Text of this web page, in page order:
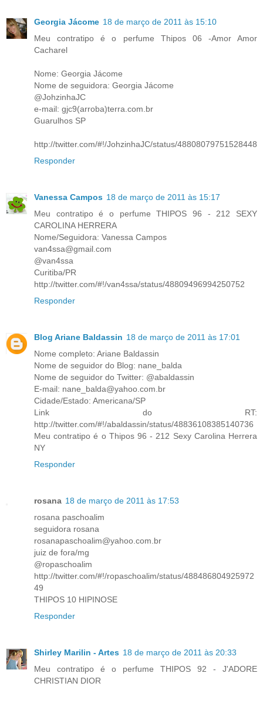
Georgia Jácome 18 de março de 2011 às 15:10
Meu contratipo é o perfume Thipos 06 -Amor Amor
Cacharel
Nome: Georgia Jácome
Nome de seguidora: Georgia Jácome
@JohzinhaJC
e-mail: gjc9(arroba)terra.com.br
Guarulhos SP
http://twitter.com/#!/JohzinhaJC/status/48808079751528448
Responder
Vanessa Campos 18 de março de 2011 às 15:17
Meu contratipo é o perfume THIPOS 96 - 212 SEXY
CAROLINA HERRERA
Nome/Seguidora: Vanessa Campos
van4ssa@gmail.com
@van4ssa
Curitiba/PR
http://twitter.com/#!/van4ssa/status/48809496994250752
Responder
Blog Ariane Baldassin 18 de março de 2011 às 17:01
Nome completo: Ariane Baldassin
Nome de seguidor do Blog: nane_balda
Nome de seguidor do Twitter: @abaldassin
E-mail: nane_balda@yahoo.com.br
Cidade/Estado: Americana/SP
Link do RT:
http://twitter.com/#!/abaldassin/status/48836108385140736
Meu contratipo é o Thipos 96 - 212 Sexy Carolina Herrera
NY
Responder
rosana 18 de março de 2011 às 17:53
rosana paschoalim
seguidora rosana
rosanapaschoalim@yahoo.com.br
juiz de fora/mg
@ropaschoalim
http://twitter.com/#!/ropaschoalim/status/488486804925972
49
THIPOS 10 HIPINOSE
Responder
Shirley Marilin - Artes 18 de março de 2011 às 20:33
Meu contratipo é o perfume THIPOS 92 - J'ADORE
CHRISTIAN DIOR